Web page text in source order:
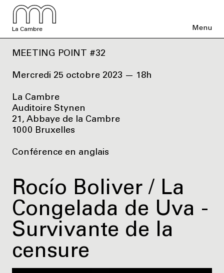
La Cambre Menu
MEETING POINT #32
Mercredi 25 octobre 2023 — 18h
La Cambre
Auditoire Stynen
21, Abbaye de la Cambre
1000 Bruxelles
Conférence en anglais
Rocío Boliver / La
Congelada de Uva -
Survivante de la
censure